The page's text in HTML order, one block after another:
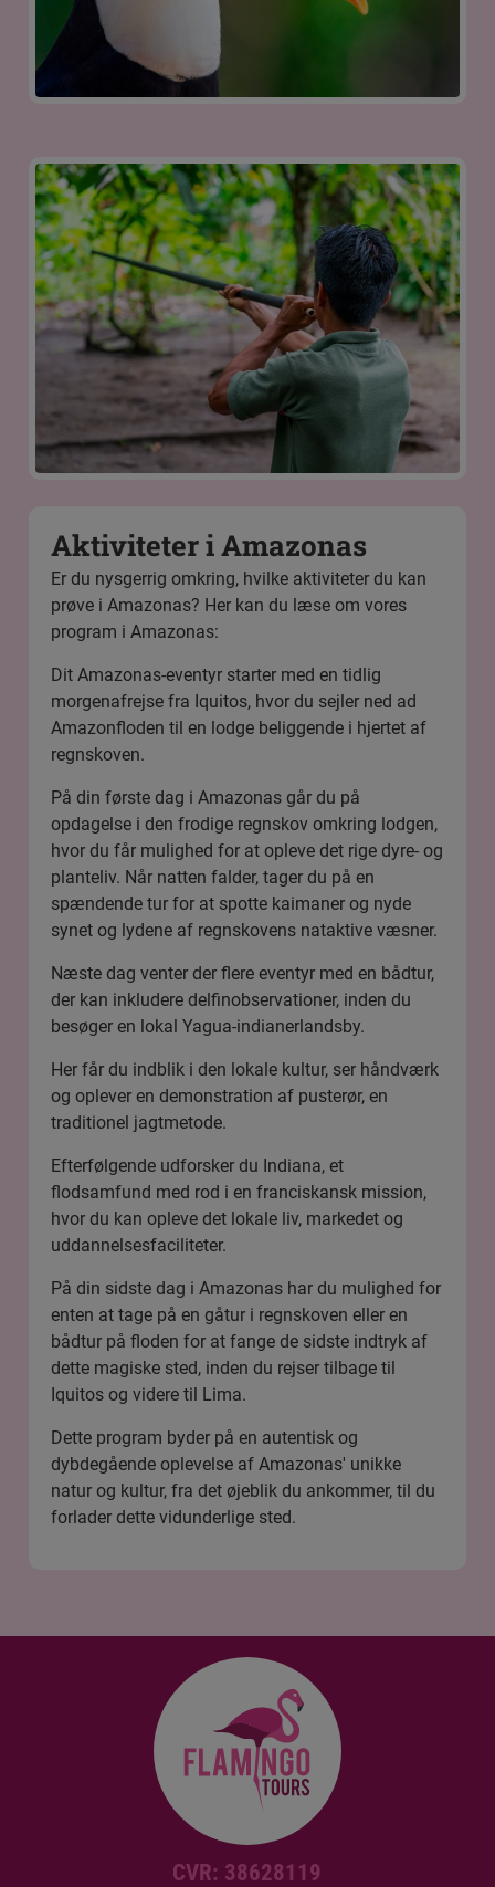
Aktiviteter i Amazonas
Er du nysgerrig omkring, hvilke aktiviteter du kan
prøve i Amazonas? Her kan du læse om vores
program i Amazonas:
Dit Amazonas-eventyr starter med en tidlig
morgenafrejse fra Iquitos, hvor du sejler ned ad
Amazonfloden til en lodge beliggende i hjertet af
regnskoven.
På din første dag i Amazonas går du på
opdagelse i den frodige regnskov omkring lodgen,
hvor du får mulighed for at opleve det rige dyre- og
planteliv. Når natten falder, tager du på en
spændende tur for at spotte kaimaner og nyde
synet og lydene af regnskovens nataktive væsner.
Næste dag venter der flere eventyr med en bådtur,
der kan inkludere delfinobservationer, inden du
besøger en lokal Yagua-indianerlandsby.
Her får du indblik i den lokale kultur, ser håndværk
og oplever en demonstration af pusterør, en
traditionel jagtmetode.
Efterfølgende udforsker du Indiana, et
flodsamfund med rod i en franciskansk mission,
hvor du kan opleve det lokale liv, markedet og
uddannelsesfaciliteter.
På din sidste dag i Amazonas har du mulighed for
enten at tage på en gåtur i regnskoven eller en
bådtur på floden for at fange de sidste indtryk af
dette magiske sted, inden du rejser tilbage til
Iquitos og videre til Lima.
Dette program byder på en autentisk og
dybdegående oplevelse af Amazonas' unikke
natur og kultur, fra det øjeblik du ankommer, til du
forlader dette vidunderlige sted.
CVR: 38628119